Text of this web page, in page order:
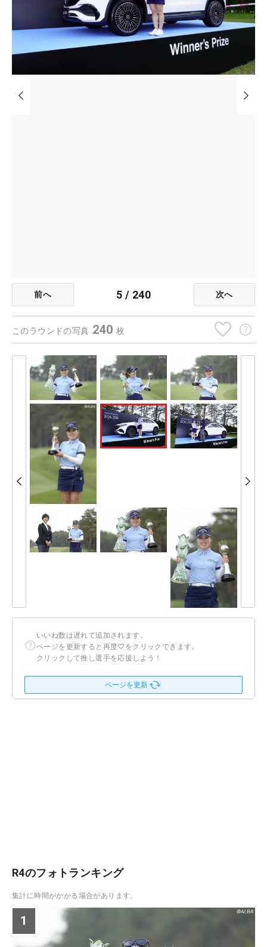
前へ 5 / 240 次へ
このラウンドの写真 240 枚
いいね数は遅れて追加されます。
ページを更新すると再度♡をクリックできます。
クリックして推し選手を応援しよう！
ページを更新
R4のフォトランキング
集計に時間がかかる場合があります。
1